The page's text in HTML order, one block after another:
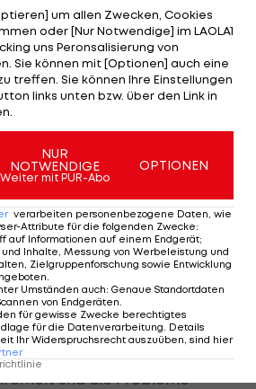
ein Statement des Teams.
auch vor dem Hintergrund
mit der
ersten Spielberg-Rennen.
spricht dem Team rund
vollstes Vertrauen aus:
eine Menge Arbeit gibt:
nicht dort, wo so ein Team
uns an allen Fornten
Lösung ist, schnell zu
freue mich über die
und die Arbeit, die Mattia
allen Ebenen investieren. Das
vereinten Teams, welches
und die Probleme
um allen Zwecken, Cookies
oder [Nur Notwendige] im LAOLA1
uns Peronsalisierung von
Sie können mit [Optionen] auch eine
treffen. Sie können Ihre Einstellungen
links unten bzw. über den Link in
NUR
NOTWENDIGE
Weiter mit PUR-Abo
OPTIONEN
verarbeiten personenbezogene Daten, wie
Attribute für die folgenden Zwecke:
auf Informationen auf einem Endgerät;
Inhalte, Messung von Werbeleistung und
Zielgruppenforschung sowie Entwicklung
Umständen auch: Genaue Standortdaten
von Endgeräten
für gewisse Zwecke berechtigtes
für die Datenverarbeitung. Details
Ihr Widerspruchsrecht auszuüben, sind hier